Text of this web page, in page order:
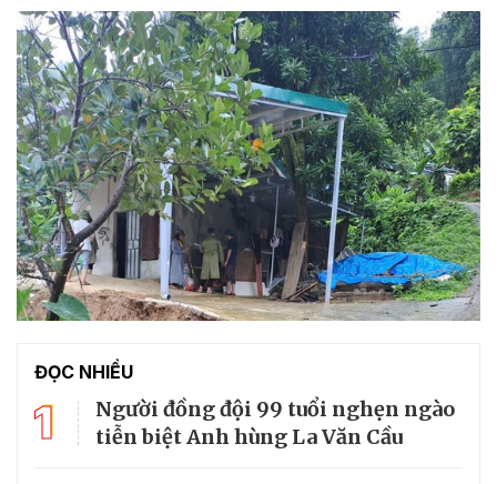
ĐỌC NHIỀU
1
Người đồng đội 99 tuổi nghẹn ngào
tiễn biệt Anh hùng La Văn Cầu